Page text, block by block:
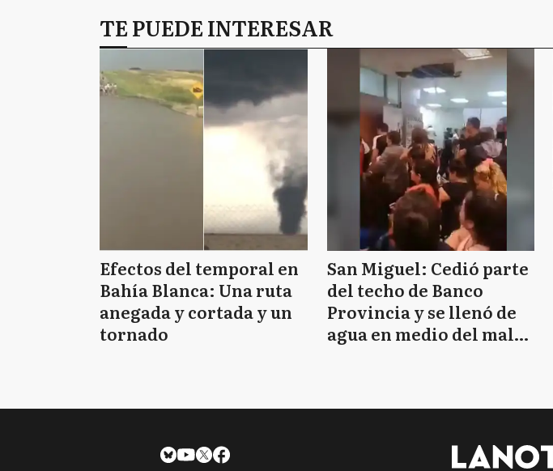
TE PUEDE INTERESAR
Efectos del temporal en
Bahía Blanca: Una ruta
anegada y cortada y un
tornado
San Miguel: Cedió parte
del techo de Banco
Provincia y se llenó de
agua en medio del mal